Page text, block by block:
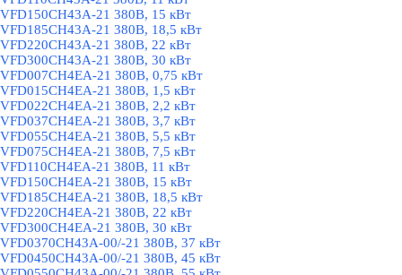
VFD150CH43A-21 380В, 15 кВт
VFD185CH43A-21 380В, 18,5 кВт
VFD220CH43A-21 380В, 22 кВт
VFD300CH43A-21 380В, 30 кВт
VFD007CH4EA-21 380В, 0,75 кВт
VFD015CH4EA-21 380В, 1,5 кВт
VFD022CH4EA-21 380В, 2,2 кВт
VFD037CH4EA-21 380В, 3,7 кВт
VFD055CH4EA-21 380В, 5,5 кВт
VFD075CH4EA-21 380В, 7,5 кВт
VFD110CH4EA-21 380В, 11 кВт
VFD150CH4EA-21 380В, 15 кВт
VFD185CH4EA-21 380В, 18,5 кВт
VFD220CH4EA-21 380В, 22 кВт
VFD300CH4EA-21 380В, 30 кВт
VFD0370CH43A-00/-21 380В, 37 кВт
VFD0450CH43A-00/-21 380В, 45 кВт